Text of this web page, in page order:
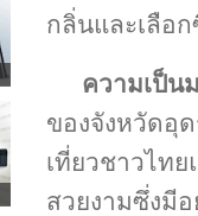
กลิ่นและเลือ
ความเป็น
ของจังหวัดอุ
เที่ยวชาวไท
สวยงามซึ่งมี